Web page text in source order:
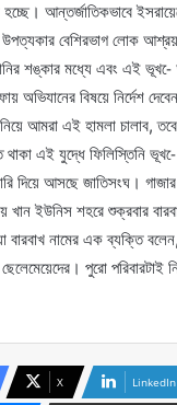
আন্তর্জাতিকভাবে
বেশিরভাগ লোক আশ্রয়
শঙ্কার মধ্যে এবং এই ভূখ-ে
অভিযানের বিষয়ে নির্দেশ
আমরা এই হামলা চালাব,
এই যুদ্ধে ফিলিস্তিনি
দিয়ে আসছে জাতিসংঘ।
খান ইউনিস শহরে শুক্রবার
নামের এক ব্যক্তি
পুরো
X LinkedIn